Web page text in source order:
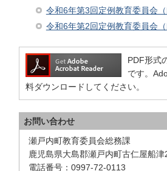
令和6年第3回定例教育委員会（
令和6年第2回定例教育委員会（
PDF形式
です。
料ダウンロードしてください。
お問い合わせ
瀬戸内町教育委員会総務課
鹿児島県大島郡瀬戸内町古仁屋船津
電話番号：0997-72-0113